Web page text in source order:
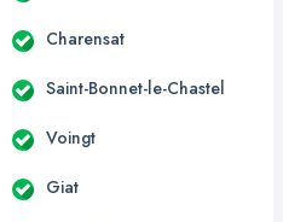
Charensat
Saint-Bonnet-le-Chastel
Voingt
Giat